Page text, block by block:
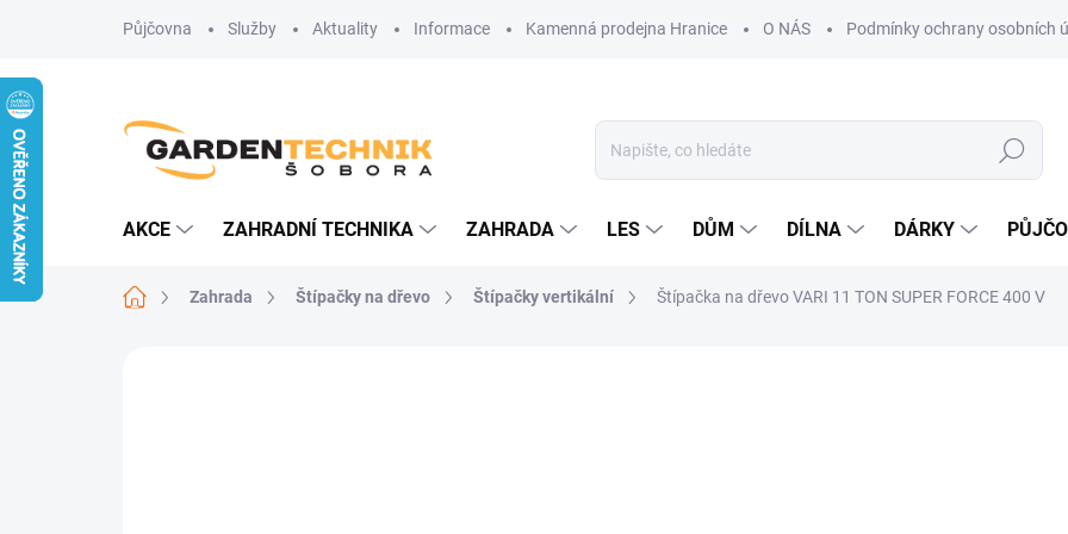
Půjčovna Služby Aktuality Informace Kamenná prodejna Hranice O NÁS Podmínky ochrany osobních
Hledat
AKCE ZAHRADNÍ TECHNIKA ZAHRADA LES DŮM DÍLNA DÁRKY
Domů Zahrada Štípačky na dřevo Štípačky vertikální Štípačka na dřevo VARI 11 TON SUPER FORCE 400 V